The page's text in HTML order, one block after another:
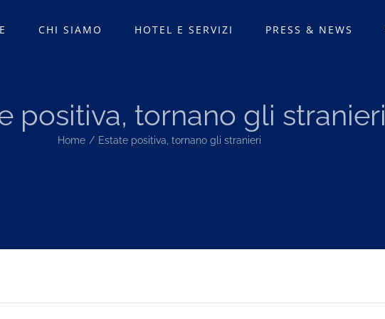
CHI SIAMO HOTEL E SERVIZI PRESS & NEWS
positiva, tornano gli stranieri
Home Estate positiva, tornano gli stranieri